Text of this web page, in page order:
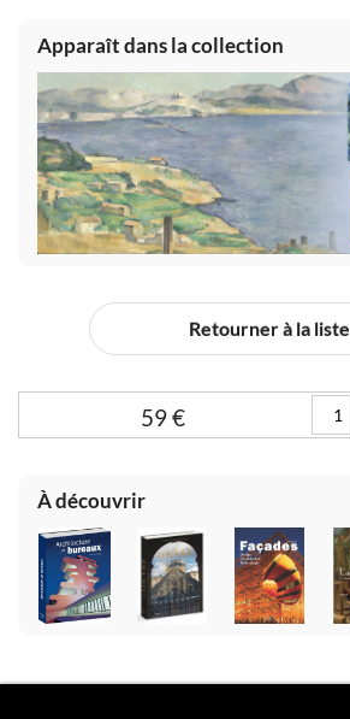
Apparaît dans la collection
Retourner à la liste
59€
À découvrir